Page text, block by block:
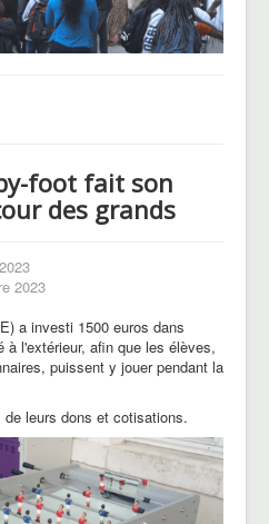
foot fait son
des grands
2023
a investi 1500 euros dans
à l'extérieur, afin que les élèves,
puissent y jouer pendant la
leurs dons et cotisations.